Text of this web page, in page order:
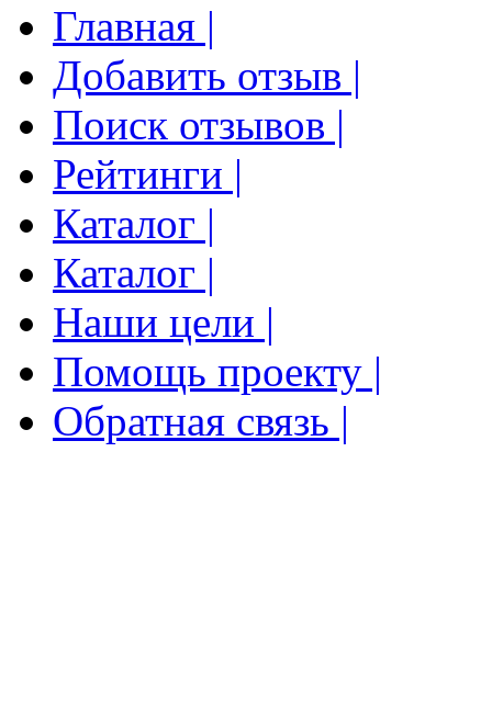
Главная |
Добавить отзыв |
Поиск отзывов |
Рейтинги |
Каталог |
Каталог |
Наши цели |
Помощь проекту |
Обратная связь |